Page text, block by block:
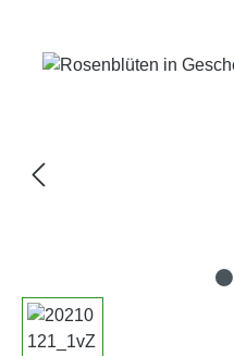
Bildergalerie überspringen